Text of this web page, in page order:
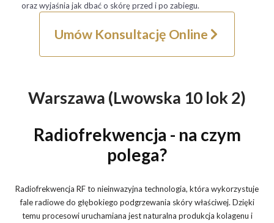
oraz wyjaśnia jak dbać o skórę przed i po zabiegu.
Umów Konsultację Online
Warszawa (Lwowska 10 lok 2)
Radiofrekwencja - na czym
polega?
Radiofrekwencja RF to nieinwazyjna technologia, która wykorzystuje
fale radiowe do głębokiego podgrzewania skóry właściwej. Dzięki
temu procesowi uruchamiana jest naturalna produkcja kolagenu i